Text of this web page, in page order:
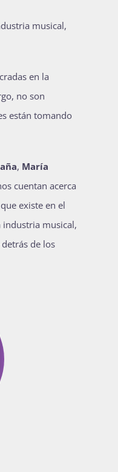
2027-1
musical,
en la
no son
están tomando
, María
cuentan acerca
que existe en el
industria musical,
de los